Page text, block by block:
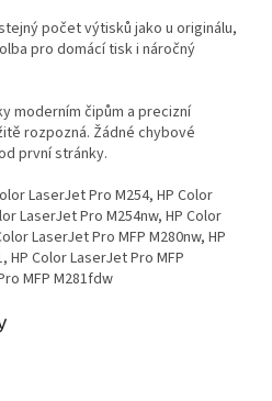
počet výtisků jako u originálu,
pro domácí tisk i náročný
moderním čipům a precizní
rozpozná. Žádné chybové
první stránky.
LaserJet Pro M254, HP Color
LaserJet Pro M254nw, HP Color
LaserJet Pro MFP M280nw, HP
HP Color LaserJet Pro MFP
MFP M281fdw